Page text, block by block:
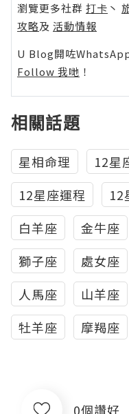
瀏覽更多社群 打卡 丶
攻略及 活動情報
U Blog開咗
Follow 我哋 ！
相關話題
星相命理 12星
12星座運程
12
白羊座
金牛座
獅子座
處女座
人馬座
山羊座
牡羊座
摩羯座
0個讚好